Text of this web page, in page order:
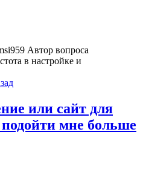
Автор вопроса
в настройке и
или сайт для
мне больше